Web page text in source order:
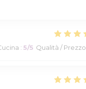
: 5/5 Qualità / Prezzo